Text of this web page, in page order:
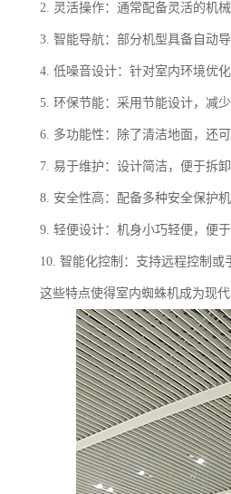
2. 灵活操作：通常配备灵活的机
3. 智能导航：部分机型具备自动
4. 低噪音设计：针对室内环境优
5. 环保节能：采用节能设计，减
6. 多功能性：除了清洁地面，还
7. 易于维护：设计简洁，便于拆
8. 安全性高：配备多种安全保护
9. 轻便设计：机身小巧轻便，便
10. 智能化控制：支持远程控制或
这些特点使得室内蜘蛛机成为现